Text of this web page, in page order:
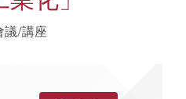
議/講座